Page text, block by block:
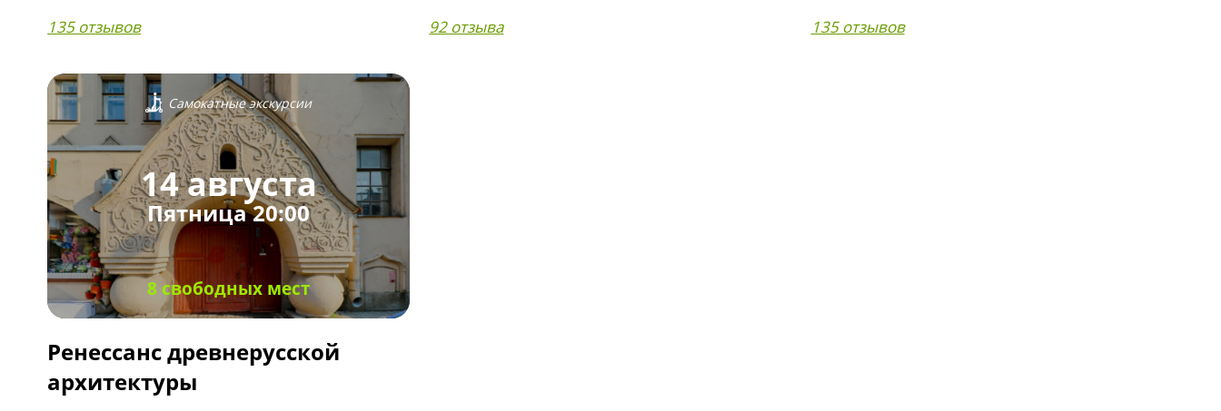
135 отзывов
92 отзыва
135 отзывов
Самокатные экскурсии
14 августа
Пятница 20:00
8 свободных мест
Ренессанс древнерусской
архитектуры